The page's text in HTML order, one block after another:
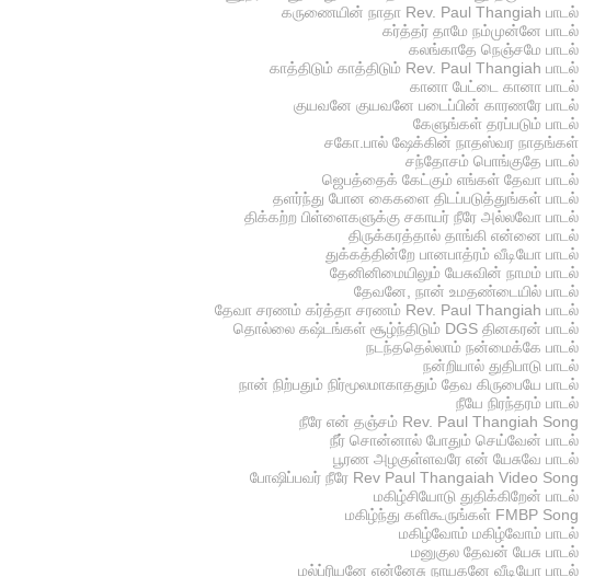
கருணையின் நாதா Rev. Paul Thangiah பாடல்
கர்த்தர் தாமே நம்முன்னே பாடல்
கலங்காதே நெஞ்சமே பாடல்
காத்திடும் காத்திடும் Rev. Paul Thangiah பாடல்
கானா பேட்டை கானா பாடல்
குயவனே குயவனே படைப்பின் காரணரே பாடல்
கேளுங்கள் தரப்படும் பாடல்
சகோ.பால் ஷேக்கின் நாதஸ்வர நாதங்கள்
சந்தோசம் பொங்குதே பாடல்
ஜெபத்தைக் கேட்கும் எங்கள் தேவா பாடல்
தளர்ந்து போன கைகளை திடப்படுத்துங்கள் பாடல்
திக்கற்ற பிள்ளைகளுக்கு சகாயர் நீரே அல்லவோ பாடல்
திருக்கரத்தால் தாங்கி என்னை பாடல்
துக்கத்தின்றே பானபாத்ரம் வீடியோ பாடல்
தேனினிமையிலும் யேசுவின் நாமம் பாடல்
தேவனே, நான் உமதண்டையில் பாடல்
தேவா சரணம் கர்த்தா சரணம் Rev. Paul Thangiah பாடல்
தொல்லை கஷ்டங்கள் சூழ்ந்திடும் DGS தினகரன் பாடல்
நடந்ததெல்லாம் நன்மைக்கே பாடல்
நன்றியால் துதிபாடு பாடல்
நான் நிற்பதும் நிர்மூலமாகாததும் தேவ கிருபையே பாடல்
நீயே நிரந்தரம் பாடல்
நீரே என் தஞ்சம் Rev. Paul Thangiah Song
நீர் சொன்னால் போதும் செய்வேன் பாடல்
பூரண அழகுள்ளவரே என் யேசுவே பாடல்
போஷிப்பவர் நீரே Rev Paul Thangaiah Video Song
மகிழ்சியோடு துதிக்கிறேன் பாடல்
மகிழ்ந்து களிகூருங்கள் FMBP Song
மகிழ்வோம் மகிழ்வோம் பாடல்
மனுகுல தேவன் யேசு பாடல்
மல்ப்ரியனே என்னேசு நாயகனே வீடியோ பாடல்